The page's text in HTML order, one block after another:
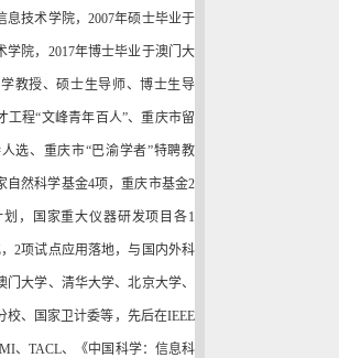
息技术学院，2007年硕士毕业于
院， 2017年博士毕业于澳门大
教授、硕士生导师、博士生导
工程“文峰青年百人”、重庆市留
选、重庆市“巴渝学者”特聘教
自然科学基金4项，重庆市基金2
，国家重大仪器研发项目各1
2项试点应用落地，与国内外科
大学、清华大学、北京大学、
校、国家卫计委等，先后在IEEE
、TACL、《中国科学：信息科